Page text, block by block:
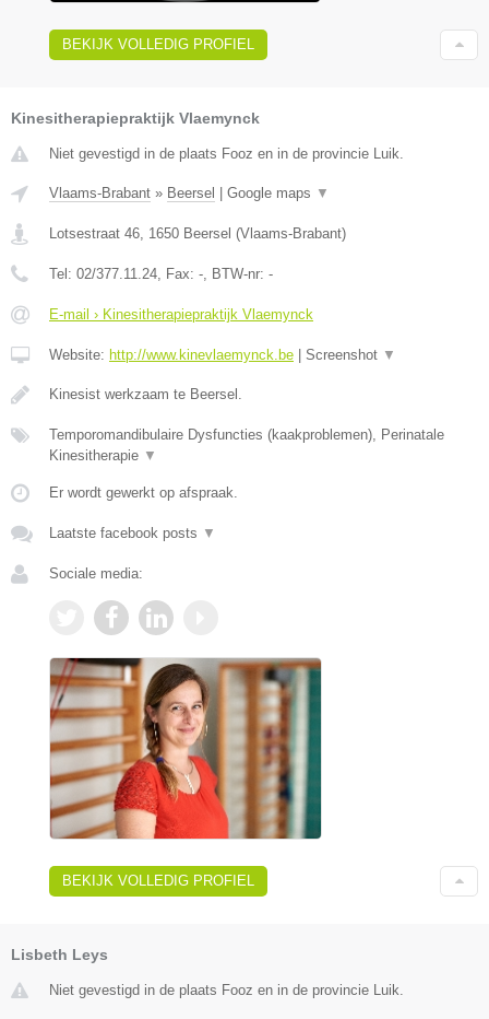
BEKIJK VOLLEDIG PROFIEL
Kinesitherapiepraktijk Vlaemynck
Niet gevestigd in de plaats Fooz en in de provincie Luik.
Vlaams-Brabant » Beersel Google maps ▼
Lotsestraat 46 1650 Beersel (Vlaams-Brabant)
Tel: 02/377.11.24 , Fax: - , BTW-nr: -
E-mail › Kinesitherapiepraktijk Vlaemynck
Website: http://www.kinevlaemynck.be Screenshot ▼
Kinesist werkzaam te Beersel.
Temporomandibulaire Dysfuncties (kaakproblemen), Perinatale
Kinesitherapie ▼
Er wordt gewerkt op afspraak.
Laatste facebook posts ▼
Sociale media:
BEKIJK VOLLEDIG PROFIEL
Lisbeth Leys
Niet gevestigd in de plaats Fooz en in de provincie Luik.